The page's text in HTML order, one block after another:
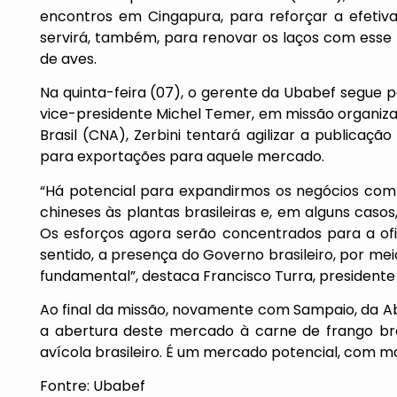
encontros em Cingapura, para reforçar a
servirá, também, para renovar os laços com
de aves.
Na quinta-feira (07), o gerente da Ubabef segue
vice-presidente Michel Temer, em missão
Brasil (CNA), Zerbini tentará agilizar a
para exportações para aquele mercado.
“Há potencial para expandirmos os negócios
chineses às plantas brasileiras e, em alguns
Os esforços agora serão concentrados para a
sentido, a presença do Governo brasileiro, por
fundamental”, destaca Francisco Turra,
Ao final da missão, novamente com Sampaio, da
a abertura deste mercado à carne de frango
avícola brasileiro. É um mercado potencial, com
Fontre: Ubabef